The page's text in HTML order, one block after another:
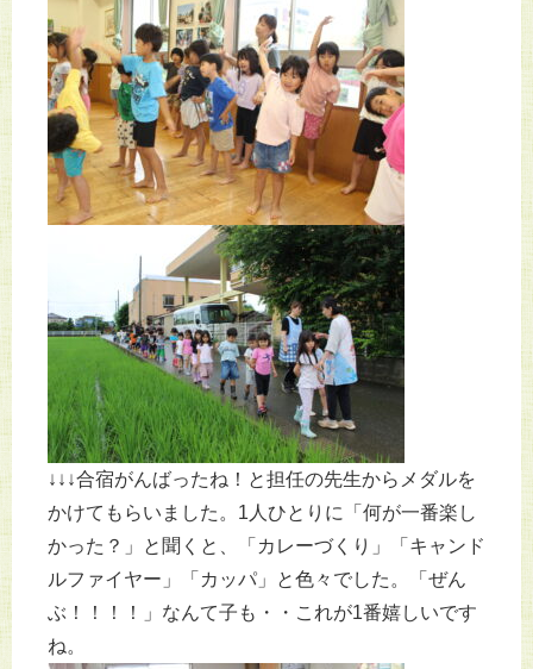
↓↓↓合宿がんばったね！と担任の先生からメダルを
かけてもらいました。1人ひとりに「何が一番楽し
かった？」と聞くと、「カレーづくり」「キャンド
ルファイヤー」「カッパ」と色々でした。「ぜん
ぶ！！！！」なんて子も・・これが1番嬉しいです
ね。